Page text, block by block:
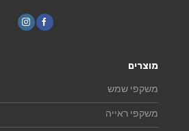
מוצרים
משקפי שמש
משקפי ראייה